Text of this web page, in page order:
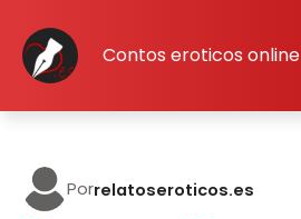
content
Contos eroticos online
Porrelatoseroticos.es